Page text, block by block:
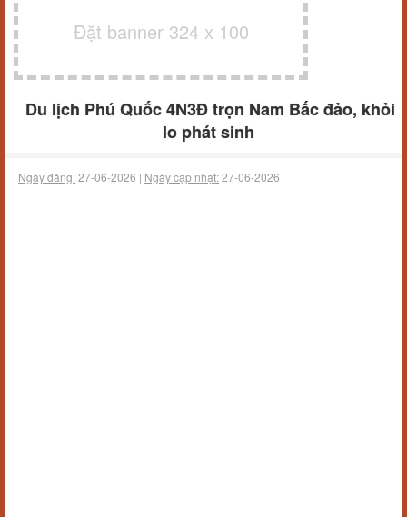
Đặt banner 324 x 100
Du lịch Phú Quốc 4N3Đ trọn Nam Bắc đảo, khỏi
lo phát sinh
Ngày đăng:27-06-2026 | Ngày cập nhật:27-06-2026